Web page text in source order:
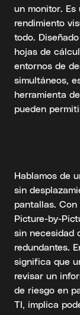
un monitor.
rendimiento
todo.
hojas de
entornos de
simultáneos,
herramienta
pueden
Hablamos de
sin
pantallas.
Picture-by-
sin necesidad
redundantes.
significa que
revisar un
de riesgo en
TI, implica